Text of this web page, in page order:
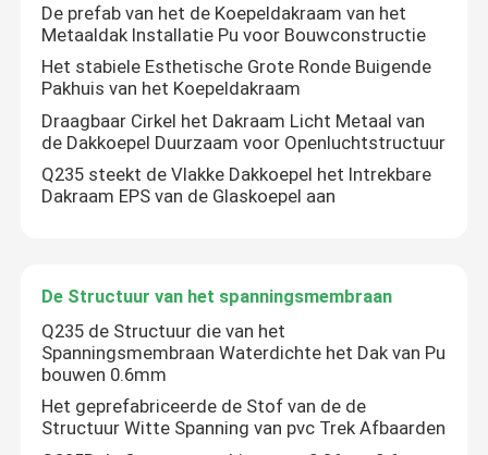
Fabrieksreis
Kwaliteitscontrole
Contacteer ons
Gevallen
staal ruimtekaders
Ruimtekaderbundel
De prefab van het de Koepeldakraam van het
Metaaldak Installatie Pu voor Bouwconstructie
Het stabiele Esthetische Grote Ronde Buigende
Pakhuis van het Koepeldakraam
Draagbaar Cirkel het Dakraam Licht Metaal van
de Dakkoepel Duurzaam voor Openluchtstructuur
Q235 steekt de Vlakke Dakkoepel het Intrekbare
Dakraam EPS van de Glaskoepel aan
De Structuur van het spanningsmembraan
Q235 de Structuur die van het
Spanningsmembraan Waterdichte het Dak van Pu
bouwen 0.6mm
Het geprefabriceerde de Stof van de de
Structuur Witte Spanning van pvc Trek Afbaarden